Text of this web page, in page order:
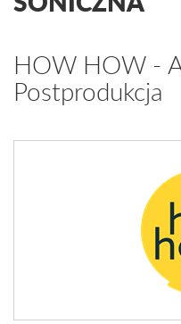
HOW HOW -
Postprodukcja